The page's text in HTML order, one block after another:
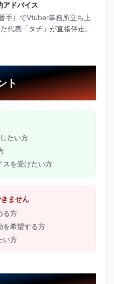
ドバイス
手）でVtuber事務所立ち上
代表「タチ」が直接伴走。
ト
たい方
スを受けたい方
ません
る方
を希望する方
い方